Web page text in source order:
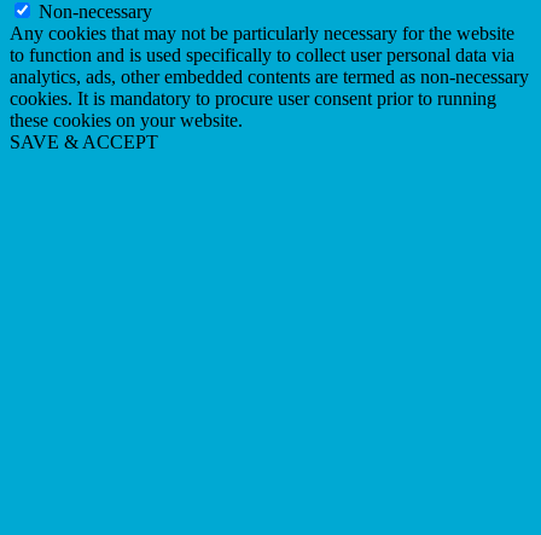
Non-necessary
Any cookies that may not be particularly necessary for the website
to function and is used specifically to collect user personal data via
analytics, ads, other embedded contents are termed as non-necessary
cookies. It is mandatory to procure user consent prior to running
these cookies on your website.
SAVE & ACCEPT